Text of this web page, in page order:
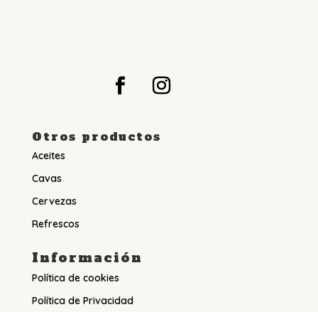
Otros productos
Aceites
Cavas
Cervezas
Refrescos
Información
Política de cookies
Política de Privacidad